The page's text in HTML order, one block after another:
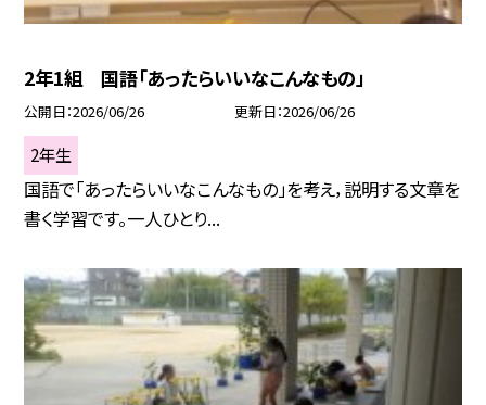
2年1組 国語「あったらいいなこんなもの」
公開日 2026/06/26 更新日 2026/06/26
2年生
国語で「あったらいいなこんなもの」を考え，説明する文章を
書く学習です。一人ひとり...